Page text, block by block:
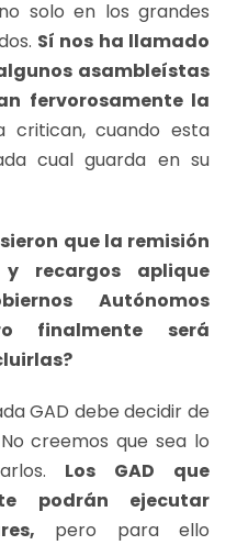
solo en los grandes
Sí nos ha llamado
asambleístas
fervorosamente la
critican, cuando esta
cual guarda en su
que la remisión
recargos aplique
Autónomos
finalmente será
GAD debe decidir de
creemos que sea lo
Los GAD que
podrán ejecutar
pero para ello